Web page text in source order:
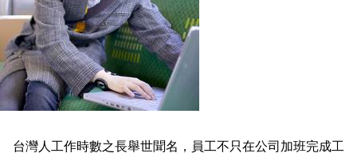
台灣人工作時數之長舉世聞名，員工不只在公司加班完成工